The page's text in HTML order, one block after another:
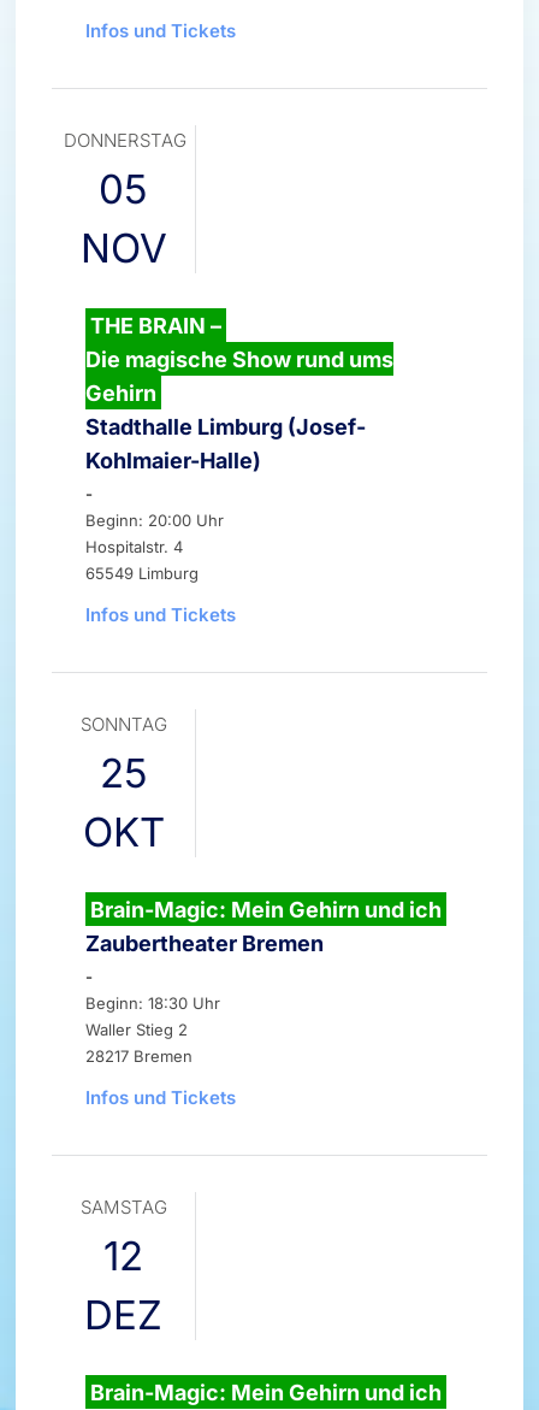
Infos und Tickets
DONNERSTAG
05
NOV
THE BRAIN –
Die magische Show rund ums
Gehirn
Stadthalle Limburg (Josef-
Kohlmaier-Halle)
-
Beginn: 20:00 Uhr
Hospitalstr. 4
65549 Limburg
Infos und Tickets
SONNTAG
25
OKT
Brain-Magic: Mein Gehirn und ich
Zaubertheater Bremen
-
Beginn: 18:30 Uhr
Waller Stieg 2
28217 Bremen
Infos und Tickets
SAMSTAG
12
DEZ
Brain-Magic: Mein Gehirn und ich